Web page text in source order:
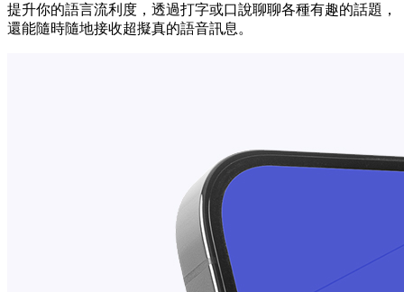
提升你的語言流利度，透過打字或口說聊聊各種有趣的話題，
還能隨時隨地接收超擬真的語音訊息。